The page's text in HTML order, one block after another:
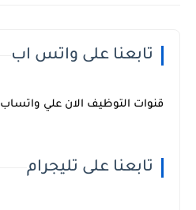
تابعنا على واتس اب
قنوات التوظيف الان علي واتساب
تابعنا على تليجرام